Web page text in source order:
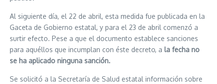
Al siguiente día, el 22 de abril, esta medida fue publicada en la
Gaceta de Gobierno estatal, y para el 23 de abril comenzó a
surtir efecto. Pese a que el documento establece sanciones
para aquéllos que incumplan con éste decreto, a la fecha no
se ha aplicado ninguna sanción.
Se solicitó a la Secretaría de Salud estatal información sobre